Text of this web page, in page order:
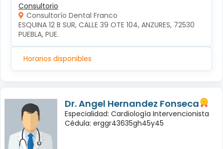
Consultorio
Consultorío Dental Franco
ESQUINA 12 B SUR, CALLE 39 OTE 104, ANZURES, 72530
PUEBLA, PUE.
Horarios disponibles
Dr. Angel Hernandez Fonseca
Especialidad: Cardiología Intervencionista
Cédula: erggr43635gh45y45